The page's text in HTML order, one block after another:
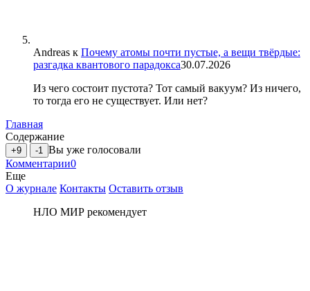
Andreas к Почему атомы почти пустые, а вещи твёрдые:
разгадка квантового парадокса30.07.2026
Из чего состоит пустота? Тот самый вакуум? Из ничего,
то тогда его не существует. Или нет?
Главная
Содержание
+9 -1 Вы уже голосовали
Комментарии0
Еще
О журнале Контакты Оставить отзыв
НЛО МИР рекомендует